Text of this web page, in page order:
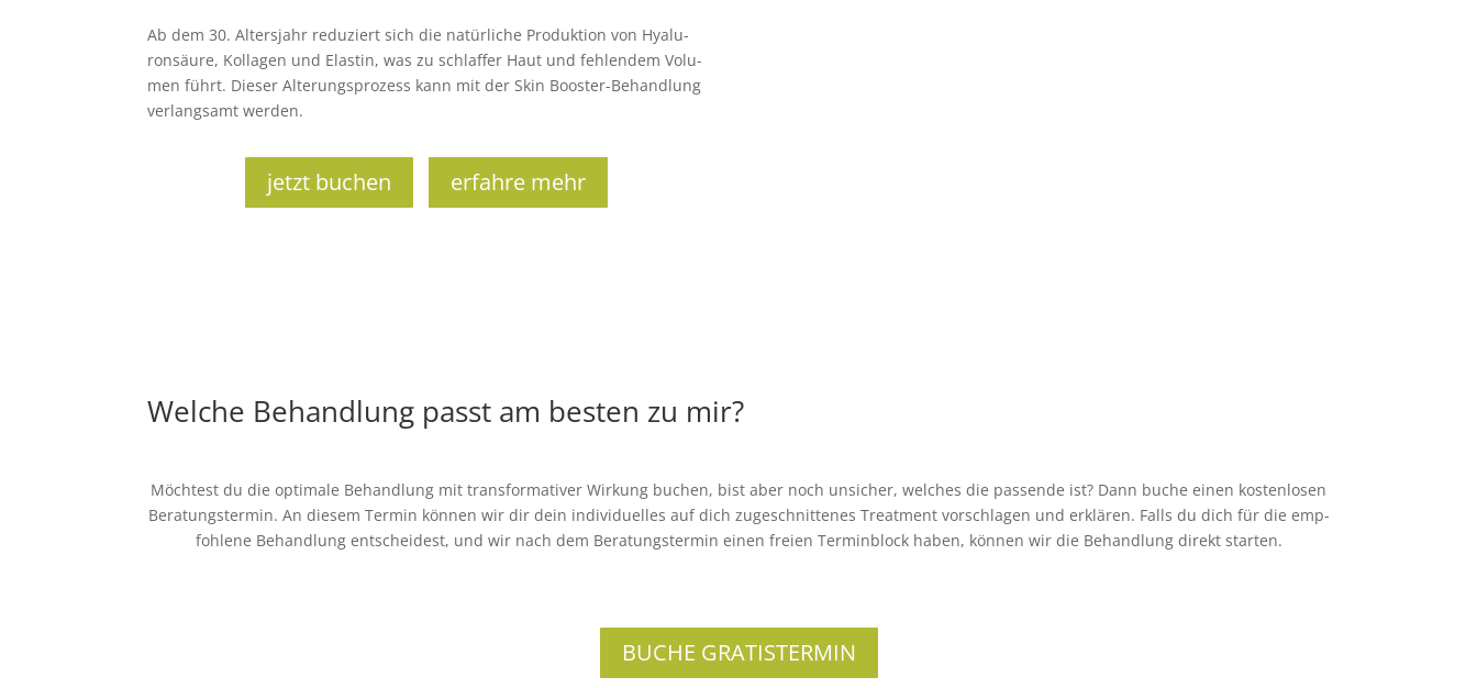
Ab dem 30. Alters­jahr redu­ziert sich die natür­li­che Pro­duk­tion von Hyalu­
ron­säure, Kol­la­gen und Elas­tin, was zu schlaf­fer Haut und feh­len­dem Volu­
men führt. Die­ser Alte­rungs­pro­zess kann mit der Skin Boos­ter-Behand­lung
ver­lang­samt wer­den.
jetzt buchen erfahre mehr
Welche Behandlung passt am besten zu mir?
Möch­test du die opti­male Behand­lung mit trans­for­ma­ti­ver Wir­kung buchen, bist aber noch unsi­cher, wel­ches die pas­sende ist? Dann buche einen kos­ten­lo­sen
Bera­tungs­ter­min. An die­sem Ter­min kön­nen wir dir dein indi­vi­du­el­les auf dich zuge­schnit­te­nes Tre­at­ment vor­schla­gen und erklä­ren. Falls du dich für die emp­
foh­lene Behand­lung ent­schei­dest, und wir nach dem Bera­tungs­ter­min einen freien Ter­min­block haben, kön­nen wir die Behand­lung direkt star­ten.
BUCHE GRATISTERMIN